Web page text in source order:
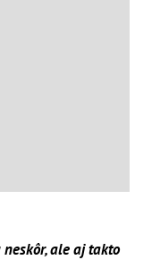
ale aj takto